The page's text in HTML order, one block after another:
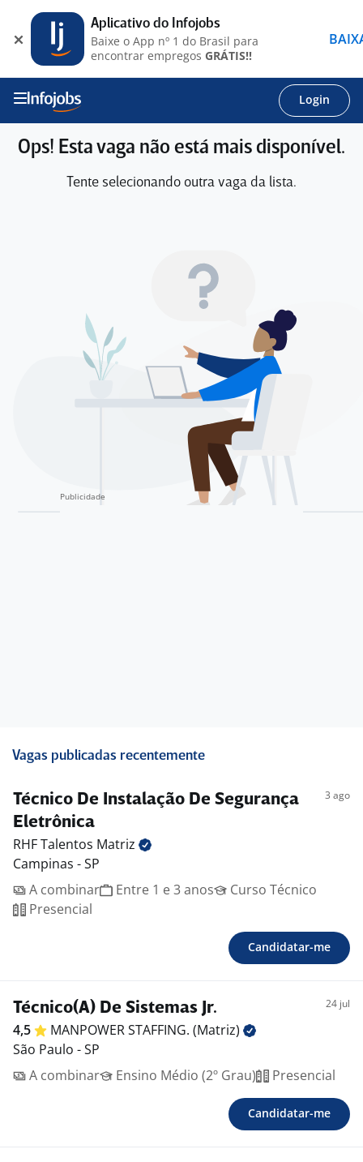
Login
Ops! Esta vaga não está mais disponível.
Tente selecionando outra vaga da lista.
Vagas publicadas recentemente
Técnico De Instalação De Segurança
Eletrônica
3 ago
RHF Talentos Matriz
Campinas - SP
A combinar
Entre 1 e 3 anos
Curso Técnico
Presencial
Candidatar-me
Técnico(A) De Sistemas Jr. 24 jul
4,5 MANPOWER STAFFING. (Matriz)
São Paulo - SP
A combinar
Ensino Médio (2º Grau) Presencial
Candidatar-me
Aplicativo do Infojobs
Baixe o App nº 1 do Brasil para
encontrar empregos GRÁTIS!!